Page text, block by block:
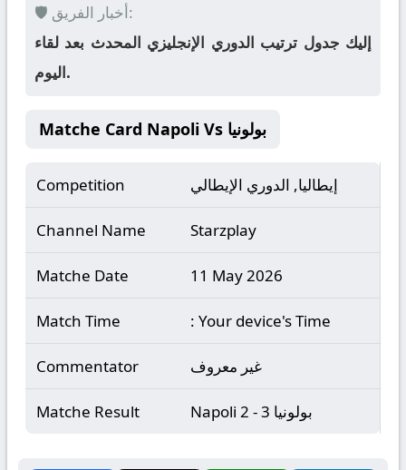
🛡️ أخبار الفريق:
إليك جدول ترتيب الدوري الإنجليزي المحدث بعد لقاء
اليوم.
Matche Card Napoli Vs بولونيا
Competition إيطاليا, الدوري الإيطالي
Channel Name Starzplay
Matche Date 11 May 2026
Match Time : Your device's Time
Commentator غير معروف
Matche Result Napoli 2 - 3 بولونيا